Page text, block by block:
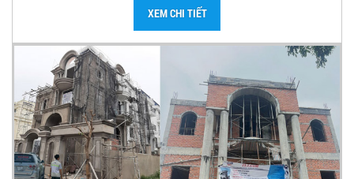
XEM CHI TIẾT